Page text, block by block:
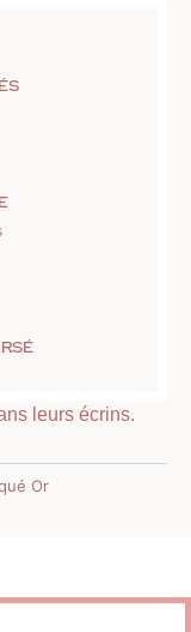
leurs écrins.
Or